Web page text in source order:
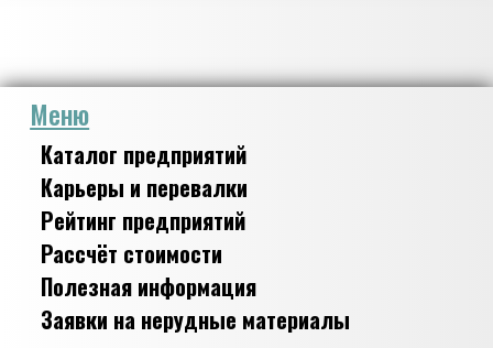
Меню
Каталог предприятий
Карьеры и перевалки
Рейтинг предприятий
Рассчёт стоимости
Полезная информация
Заявки на нерудные материалы